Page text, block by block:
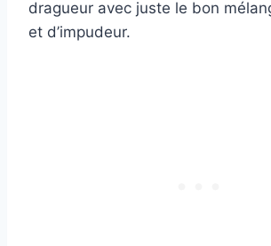
dragueur avec juste le bon
et d’impudeur.